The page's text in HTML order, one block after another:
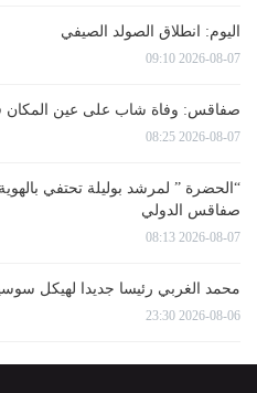
اليوم: انطلاق الصولد الصيفي
2026-08-07 09:10
صفاقس: وفاة شاب على عين المكان
2026-08-07 08:25
“الحضرة ” لمرشد بوليلة تحتفي
صفاقس الدولي
2026-08-07 08:13
محمد الغربي رئيسا جديدا لهيكل سوسيوس
2026-08-06 23:30